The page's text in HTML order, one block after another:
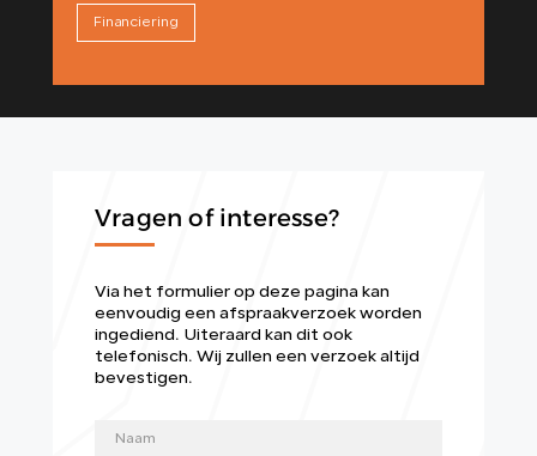
Financiering
Vragen of interesse?
Via het formulier op deze pagina kan
eenvoudig een afspraakverzoek worden
ingediend. Uiteraard kan dit ook
telefonisch. Wij zullen een verzoek altijd
bevestigen.